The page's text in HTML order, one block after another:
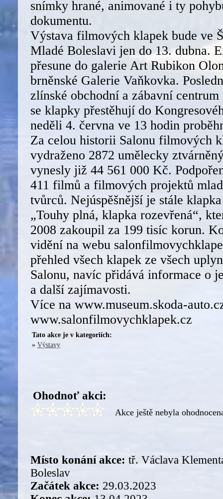
snímky hrané, animované i ty
dokumentu.
Výstava filmových klapek bude ve
Mladé Boleslavi jen do 13. dubna.
přesune do galerie Art Rubikon
brněnské Galerie Vaňkovka.
zlínské obchodní a zábavní
se klapky přestěhují do
neděli 4. června ve 13 hodin
Za celou historii Salonu filmových
vydraženo 2872 umělecky
vynesly již 44 561 000 Kč.
411 filmů a filmových projektů
tvůrců. Nejúspěšnější je stále
„Touhy plná, klapka rozevřená“,
2008 zakoupil za 199 tisíc korun.
vidění na webu
přehled všech klapek ze všech
Salonu, navíc přidává informace o
a další zajímavosti.
Více na www.museum.skoda-
www.salonfilmovychklapek.cz
Tato akce je v kategoriích:
» Výstavy
Ohodnoť akci:
Akce ještě nebyla
Místo konání akce: tř. Václava
Boleslav
Začátek akce: 29.03.2023